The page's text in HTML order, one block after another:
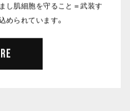
し肌細胞を守ること＝武装す